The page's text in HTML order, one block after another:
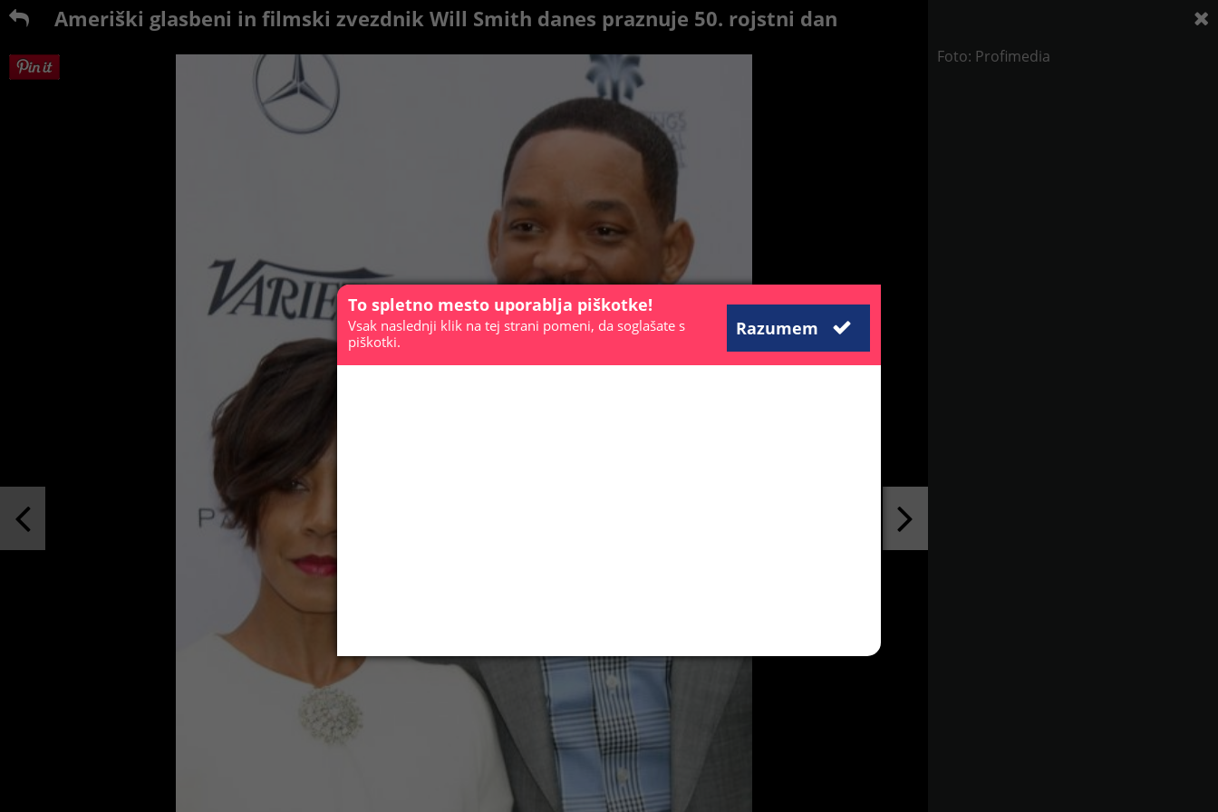
Ameriški glasbeni in filmski zvezdnik Will Smith danes praznuje 50. rojstni dan
Foto: Profimedia
To spletno mesto uporablja piškotke!
Razumem
Vsak naslednji klik na tej strani pomeni, da soglašate s
piškotki.